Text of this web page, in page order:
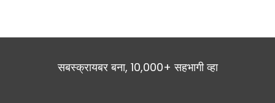
सबस्क्रायबर बना, 10,000+ सहभागी व्हा